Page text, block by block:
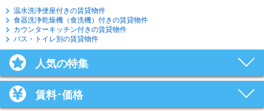
温水洗浄便座付きの賃貸物件
食器洗浄乾燥機（食洗機）付きの賃貸物件
カウンターキッチン付きの賃貸物件
バス・トイレ別の賃貸物件
人気の特集
賃料･価格